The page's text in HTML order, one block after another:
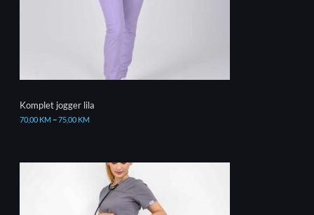
Komplet jogger lila
70,00 KM–75,00 KM